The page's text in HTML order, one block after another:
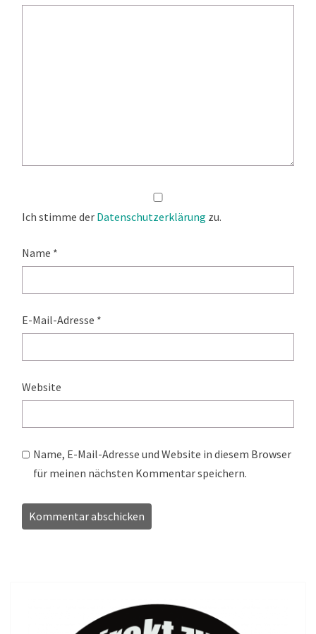
Ich stimme der Datenschutzerklärung zu.
Name *
E-Mail-Adresse *
Website
Name, E-Mail-Adresse und Website in diesem Browser
für meinen nächsten Kommentar speichern.